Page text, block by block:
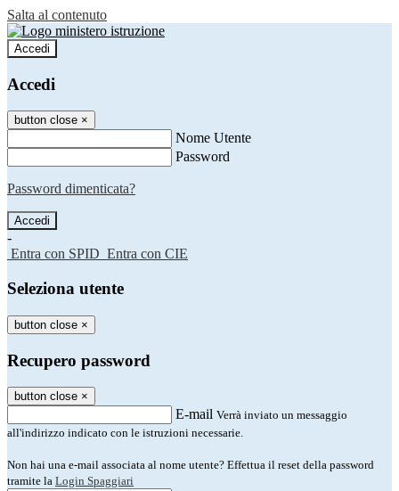
Salta al contenuto
Accedi
Accedi
button close ×
Nome Utente
Password
Password dimenticata?
-
Entra con SPID Entra con CIE
Seleziona utente
button close ×
Recupero password
button close ×
E-mail Verrà inviato un messaggio
all'indirizzo indicato con le istruzioni necessarie.
Non hai una e-mail associata al nome utente? Effettua il reset della password
tramite la Login Spaggiari